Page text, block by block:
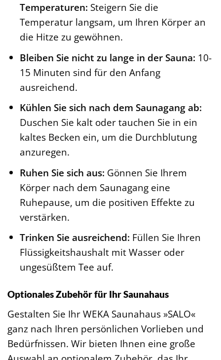
Temperaturen: Steigern Sie die
Temperatur langsam, um Ihren Körper an
die Hitze zu gewöhnen.
Bleiben Sie nicht zu lange in der Sauna: 10-
15 Minuten sind für den Anfang
ausreichend.
Kühlen Sie sich nach dem Saunagang ab:
Duschen Sie kalt oder tauchen Sie in ein
kaltes Becken ein, um die Durchblutung
anzuregen.
Ruhen Sie sich aus: Gönnen Sie Ihrem
Körper nach dem Saunagang eine
Ruhepause, um die positiven Effekte zu
verstärken.
Trinken Sie ausreichend: Füllen Sie Ihren
Flüssigkeitshaushalt mit Wasser oder
ungesüßtem Tee auf.
Optionales Zubehör für Ihr Saunahaus
Gestalten Sie Ihr WEKA Saunahaus »SALO«
ganz nach Ihren persönlichen Vorlieben und
Bedürfnissen. Wir bieten Ihnen eine große